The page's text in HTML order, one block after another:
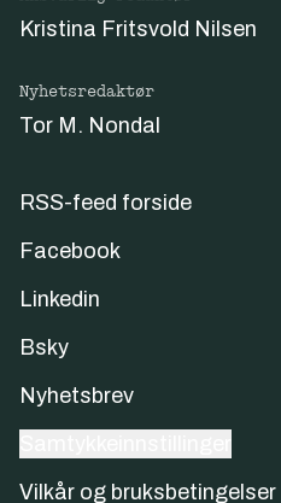
Kristina Fritsvold Nilsen
Nyhetsredaktør
Tor M. Nondal
RSS-feed forside
Facebook
Linkedin
Bsky
Nyhetsbrev
Vilkår og bruksbetingelser